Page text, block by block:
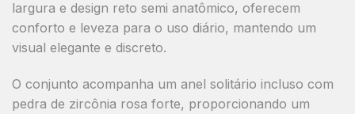
largura e design reto semi anatômico, oferecem
conforto e leveza para o uso diário, mantendo um
visual elegante e discreto.
O conjunto acompanha um anel solitário incluso com
pedra de zircônia rosa forte, proporcionando um